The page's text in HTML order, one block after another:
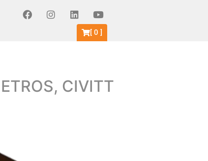
[0 ]
CIVITT